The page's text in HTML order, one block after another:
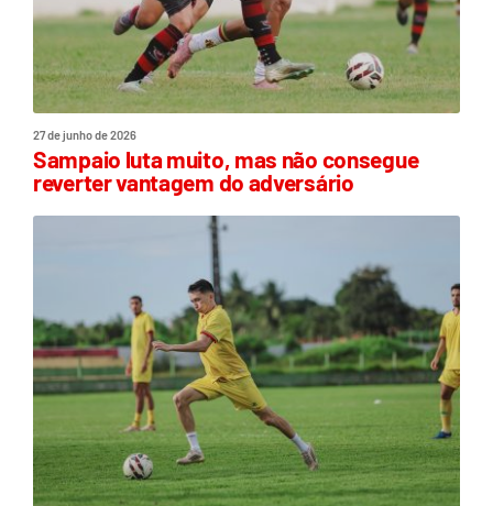
27 de junho de 2026
Sampaio luta muito, mas não consegue
reverter vantagem do adversário